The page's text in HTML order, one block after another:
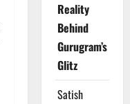
Reality
Behind
Gurugram’s
Glitz
Satish